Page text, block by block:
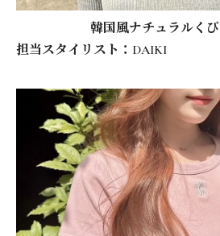
韓国風ナチュラルく
担当スタイリスト：DAIKI